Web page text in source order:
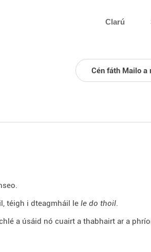
Clarú
Cén fáth Mailo a
téigh i dteagmháil le le do thoil.
a úsáid nó cuairt a thabhairt ar a